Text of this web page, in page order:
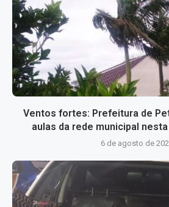
Ventos fortes: Prefeitura de
aulas da rede municipal
6 de agosto de